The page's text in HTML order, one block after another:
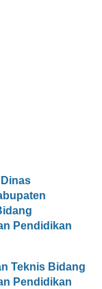
Pendidikan
Teknis Bidang
Pendidikan